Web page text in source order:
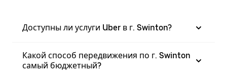
Доступны ли услуги Uber в г. Swinton?
Какой способ передвижения по г. Swinton
самый бюджетный?